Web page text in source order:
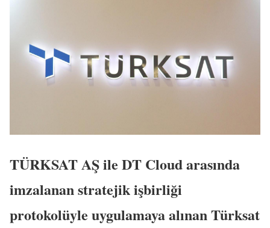
TÜRKSAT AŞ ile DT Cloud arasında
imzalanan stratejik işbirliği
protokolüyle uygulamaya alınan Türksat